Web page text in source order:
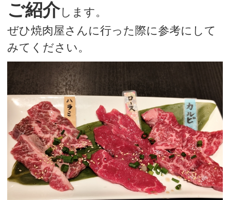
ご紹介します。
ぜひ焼肉屋さんに行った際に参考にして
みてください。